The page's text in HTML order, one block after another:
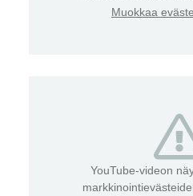
Muokkaa
YouTube-videon